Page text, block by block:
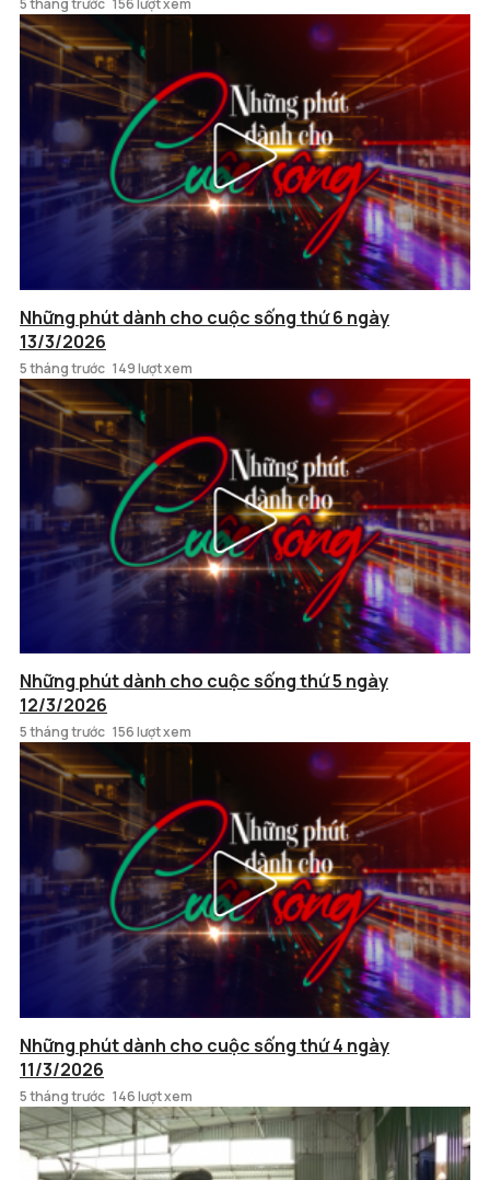
5 tháng trước 156 lượt xem
Những phút dành cho cuộc sống thứ 6 ngày
13/3/2026
5 tháng trước 149 lượt xem
Những phút dành cho cuộc sống thứ 5 ngày
12/3/2026
5 tháng trước 156 lượt xem
Những phút dành cho cuộc sống thứ 4 ngày
11/3/2026
5 tháng trước 146 lượt xem